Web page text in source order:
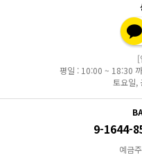
[
평일 : 10:00 ~ 18:30
토요일,
9-1644-
예금